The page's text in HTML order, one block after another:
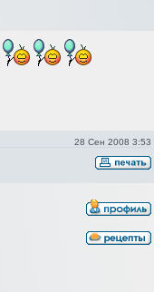
28 Сен 2008 3:53